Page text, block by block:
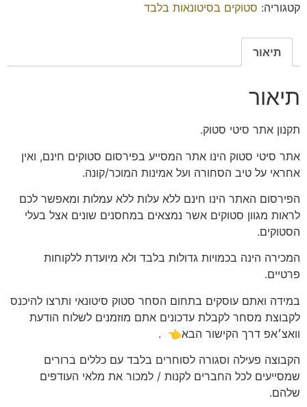
קטגוריה: סטוקים בסיטונאות בלבד
תיאור
תיאור
תקנון אתר סיטי סטוק.
אתר סיטי סטוק הינו אתר המסייע בפירסום סטוקים חינם, ואין
אחראי על טיב הסחורה ועל אמינות המוכר/קונה.
הפירסום האתר הינו חינם ללא עלות ללא עמלות ומאפשר לכם
לראות מגוון סטוקים אשר נמצאים במחסנים שונים אצל בעלי
הסטוקים.
המכירה הינה בכמויות גדולות בלבד ולא מיועדת ללקוחות
פרטיים.
במידה ואתם עוסקים בתחום הסחר סטוק סיטונאי ותרצו להיכנס
לקבוצת מסחר לקבלת עדכונים אתם מוזמנים לשלוח הודעת
וואצ׳אפ דרך הקישור הבא👈 .
הקבוצה פעילה וסגורה לסוחרים בלבד עם כללים ברורים
שמסייעים לכל החברים לקנות / למכור את מלאי העודפים
שלהם.